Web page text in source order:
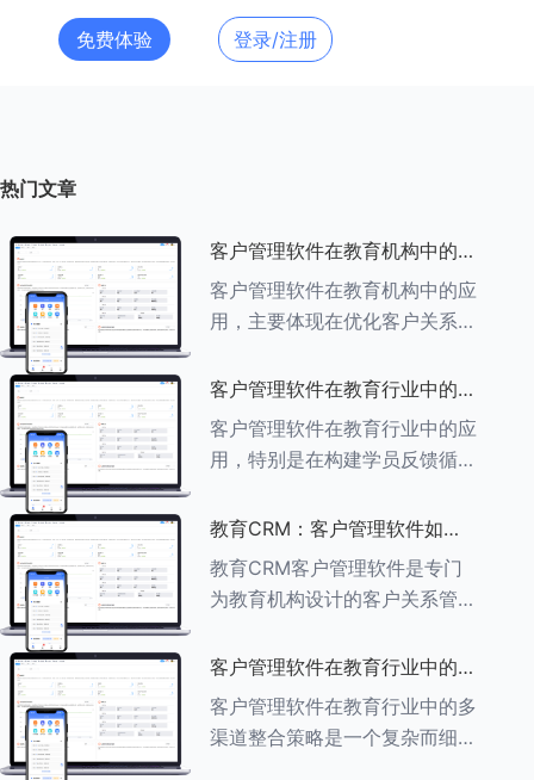
免费体验 登录/注册
热门文章
客户管理软件在教育机构中的应
用探索
客户管理软件在教育机构中的应
用，主要体现在优化客户关系管
作效率及促进业务增长等多个方
面。以下是对客户管理软件在教
育机构中应用的具体探索：
###一、
客户管理软件在教育行业中的学
员反馈循环机制
客户管理软件在教育行业中的应
用，特别是在构建学员反馈循环
用。以下是对客户管理软件在教
育行业中学员反馈循环机制的详
细分析： ###一、学员反馈循
环机制
教育CRM：客户管理软件如何
助力教育机构实现可持续发展
教育CRM客户管理软件是专门
为教育机构设计的客户关系管理
家长、教师及其他相关方的互
动，对教育机构实现可持续发展
具有重要意义。以下是教育
CRM如何助力教育
客户管理软件在教育行业中的多
渠道整合策略
客户管理软件在教育行业中的多
渠道整合策略是一个复杂而细致